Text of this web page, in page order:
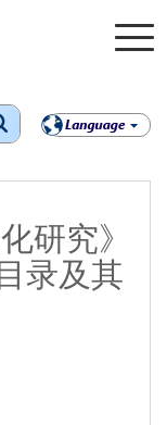
研究》
录及其